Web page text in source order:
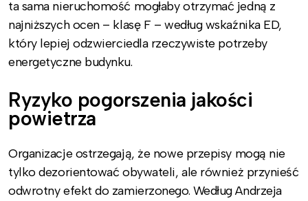
ta sama nieruchomość mogłaby otrzymać jedną z
najniższych ocen – klasę F – według wskaźnika ED,
który lepiej odzwierciedla rzeczywiste potrzeby
energetyczne budynku.
Ryzyko pogorszenia jakości
powietrza
Organizacje ostrzegają, że nowe przepisy mogą nie
tylko dezorientować obywateli, ale również przynieść
odwrotny efekt do zamierzonego. Według Andrzeja